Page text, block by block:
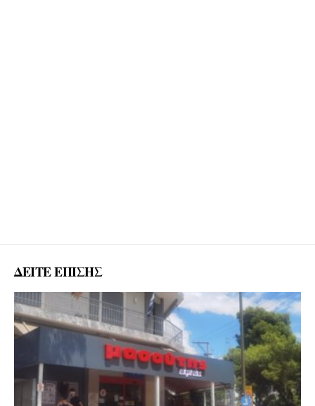
ΔΕΙΤΕ ΕΠΙΣΗΣ